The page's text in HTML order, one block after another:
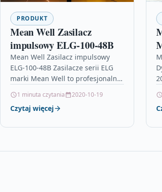
PRODUKT
Mean Well Zasilacz
impulsowy ELG-100-48B
Mean Well Zasilacz impulsowy
ELG-100-48B Zasilacze serii ELG
marki Mean Well to profesjonalne,
zabudowane w hermetycznej
polimerowej obudowie ze
1 minuta czytania 2020-10-19
Czytaj więcej
/